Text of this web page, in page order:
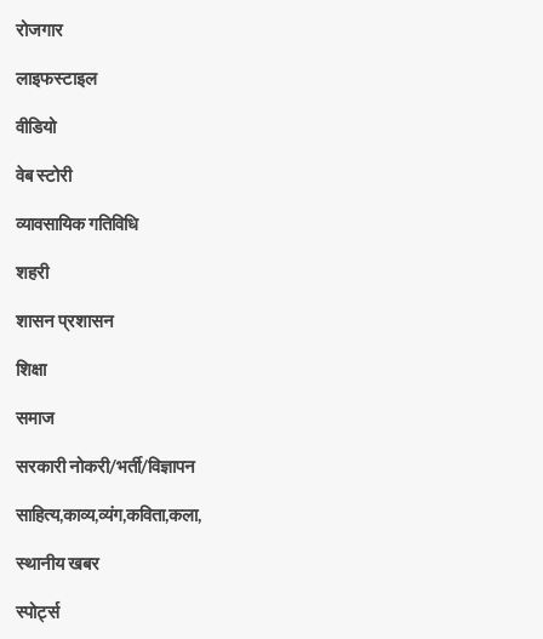
रोजगार
लाइफस्टाइल
वीडियो
वेब स्टोरी
व्यावसायिक गतिविधि
शहरी
शासन प्रशासन
शिक्षा
समाज
सरकारी नोकरी/भर्ती/विज्ञापन
साहित्य,काव्य,व्यंग,कविता,कला,
स्थानीय खबर
स्पोर्ट्स